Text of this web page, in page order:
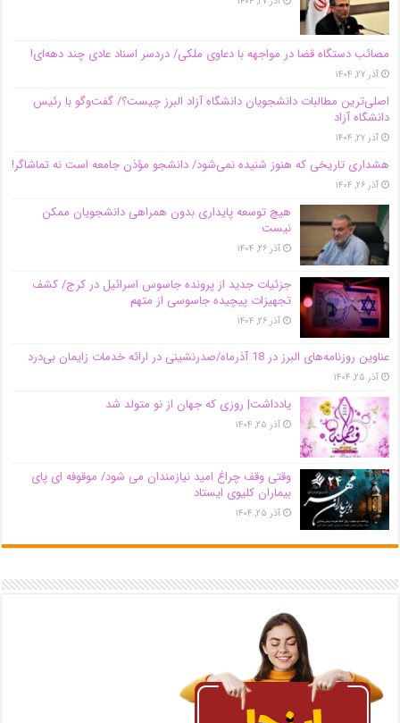
مصائب دستگاه قضا در مواجهه با دعاوی ملکی/ دردسر اسناد عادی چند‌ دهه‌ای!
آذر ۲۷, ۱۴۰۴
اصلی‌ترین مطالبات دانشجویان دانشگاه آزاد البرز چیست؟/ گفت‌وگو با رئیس
دانشگاه آز‌اد
آذر ۲۷, ۱۴۰۴
هشداری تاریخی که هنوز شنیده نمی‌شود/ دانشجو مؤذن جامعه است نه تماشاگر!
آذر ۲۶, ۱۴۰۴
هیچ توسعه پایداری بدون همراهی دانشجویان ممکن
نیست
آذر ۲۶, ۱۴۰۴
جزئیات جدید از پرونده جاسوس اسرائیل در کرج/‌ کشف
تجهیزات پیچیده جاسوسی از متهم
آذر ۲۶, ۱۴۰۴
عناوین روزنامه‌های البرز در ‌18 آذرماه/صدرنشینی در ارائه خدمات زایمان بی‌درد
آذر ۲۵, ۱۴۰۴
یادداشت| روزی که جهان از نو متولد شد
آذر ۲۵, ۱۴۰۴
وقتی وقف چراغ امید نیازمندان می شود/ موقوفه ای پای
بیماران کلیوی ایستاد
آذر ۲۵, ۱۴۰۴